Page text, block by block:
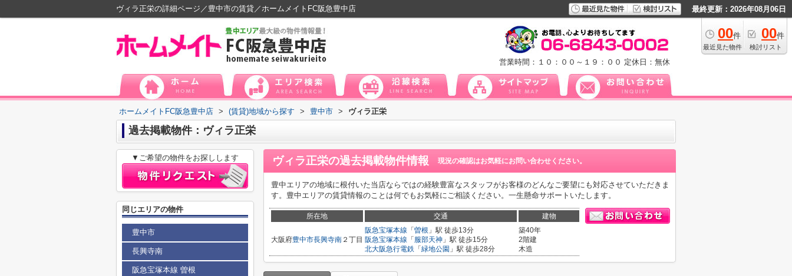
ヴィラ正栄の詳細ページ／豊中市の賃貸／ホームメイトFC阪急豊中店 最終更新：2026年08月06日
00件
最近見た物件
00件
検討リスト
営業時間：１０：００～１９：００ 定休日：無休
ホームメイトFC阪急豊中店 > (賃貸)地域から探す > 豊中市 > ヴィラ正栄
過去掲載物件：ヴィラ正栄
ヴィラ正栄の過去掲載物件情報 現況の確認はお気軽にお問い合わせください。
豊中エリアの地域に根付いた当店ならではの経験豊富なスタッフがお客様のどんなご要望にも対応させていただきま
す。豊中エリアの賃貸情報のことは何でもお気軽にご相談ください。一生懸命サポートいたします。
所在地 交通 建物
大阪府豊中市長興寺南 ２丁目
阪急宝塚本線 「 曽根 」駅 徒歩13分
阪急宝塚本線 「 服部天神 」駅 徒歩15分
北大阪急行電鉄 「 緑地公園 」駅 徒歩28分
築40年
2階建
木造
▼ご希望の物件をお探しします
同じエリアの物件
豊中市
長興寺南
阪急宝塚本線 曽根